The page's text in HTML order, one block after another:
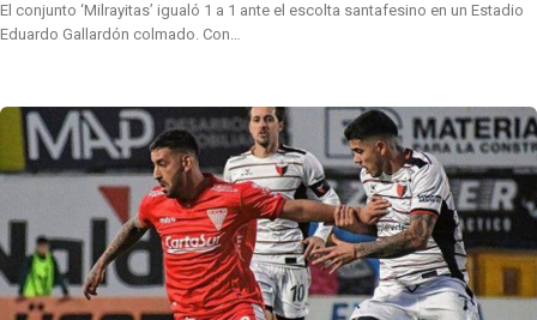
El conjunto ‘Milrayitas’ igualó 1 a 1 ante el escolta santafesino en un Estadio
Eduardo Gallardón colmado. Con…